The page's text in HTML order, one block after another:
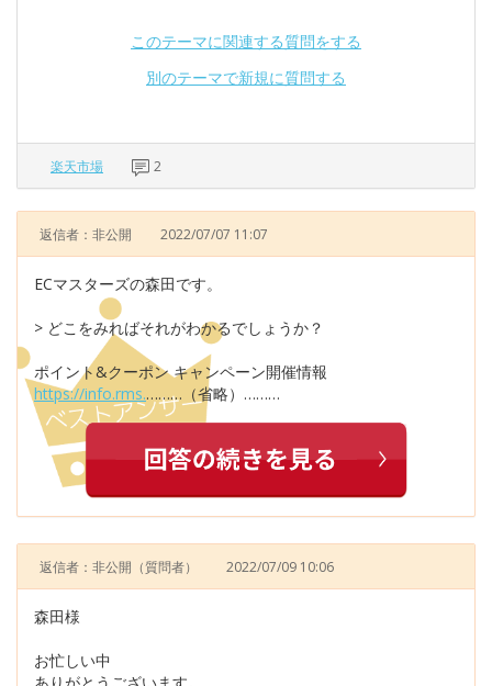
このテーマに関連する質問をする
別のテーマで新規に質問する
楽天市場 2
返信者：非公開 2022/07/07 11:07
ECマスターズの森田です。
> どこをみればそれがわかるでしょうか？
ポイント&クーポン キャンペーン開催情報
https://info.rms.………（省略）………
返信者：非公開 （質問者） 2022/07/09 10:06
森田様
お忙しい中
ありがとうございます。